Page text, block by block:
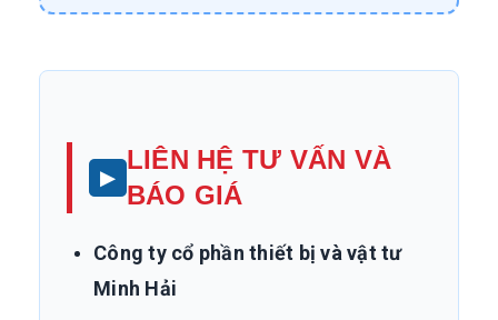
LIÊN HỆ TƯ VẤN VÀ
BÁO GIÁ
Công ty cổ phần thiết bị và vật tư
Minh Hải